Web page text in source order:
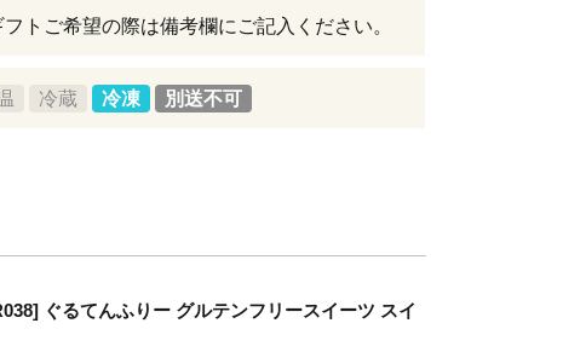
トご希望の際は備考欄にご記入ください。
冷蔵 冷凍 別送不可
ぐるてんふりー グルテンフリースイーツ スイ